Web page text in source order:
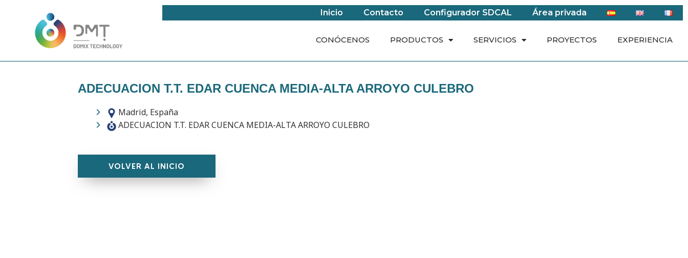
Inicio Contacto Configurador SDCAL Área privada
CONÓCENOS PRODUCTOS SERVICIOS PROYECTOS EXPERIENCIA
ADECUACION T.T. EDAR CUENCA MEDIA-ALTA ARROYO CULEBRO
Madrid, España
ADECUACION T.T. EDAR CUENCA MEDIA-ALTA ARROYO CULEBRO
VOLVER AL INICIO